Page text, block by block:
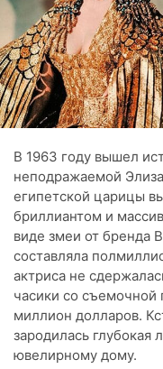
В 1963 году вышел
неподражаемой
египетской царицы
бриллиантом и
виде змеи от бренда
составляла
актриса не
часики со съемочной
миллион долларов.
зародилась глубокая
ювелирному дому.